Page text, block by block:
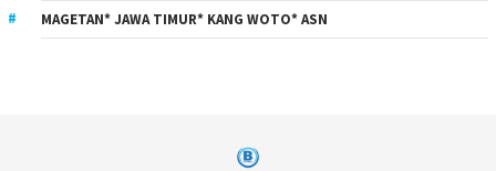
MAGETAN* JAWA TIMUR* KANG WOTO* ASN